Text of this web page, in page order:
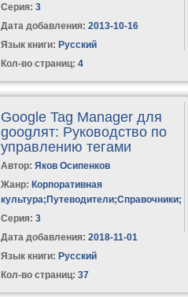
Серия:3
Дата добавления: 2013-10-16
Язык книги: Русский
Кол-во страниц: 4
Google Tag Manager для
googлят: Руководство по
управлению тегами
Автор:Яков Осипенков
Жанр: Корпоративная
культура; Путеводители;Справочники;
Серия:3
Дата добавления: 2018-11-01
Язык книги: Русский
Кол-во страниц: 37